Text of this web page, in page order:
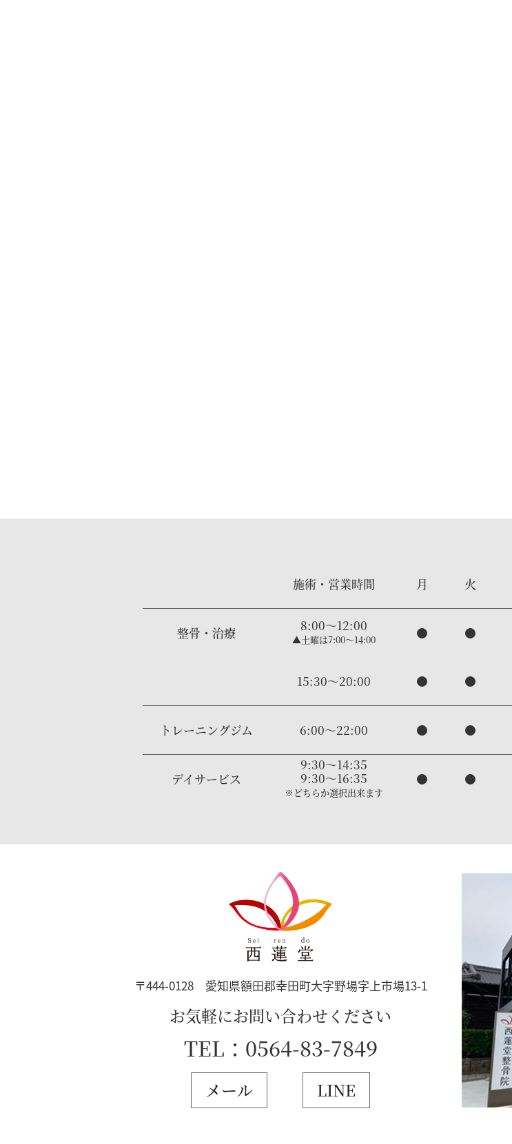
施術・営業時間 月 火
整骨・治療 8:00～12:00
▲土曜は7:00～14:00 ● ●
15:30～20:00 ● ●
トレーニングジム 6:00〜22:00 ● ●
デイサービス
9:30〜14:35
9:30〜16:35
※どちらか選択出来ます
● ●
〒444-0128 愛知県額田郡幸田町大字野場字上市場13-1
お気軽にお問い合わせください
TEL：0564-83-7849
メール LINE